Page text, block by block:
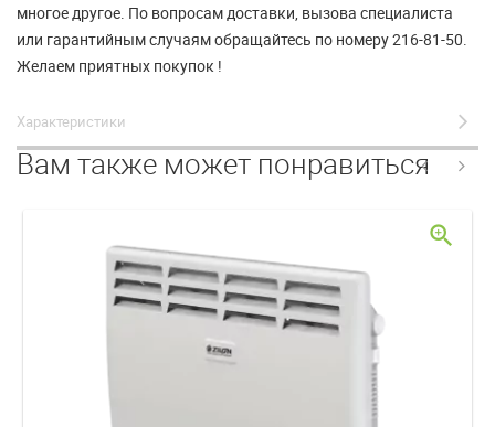
многое другое. По вопросам доставки, вызова специалиста
или гарантийным случаям обращайтесь по номеру 216-81-50.
Желаем приятных покупок !
Характеристики
Вам также может понравиться
zoom_in